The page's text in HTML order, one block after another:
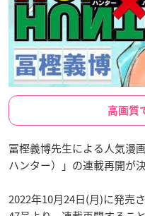
高画質
冨樫義博先生による人気漫
ハンター）」の連載再開が
2022年10月24日(月)に発売